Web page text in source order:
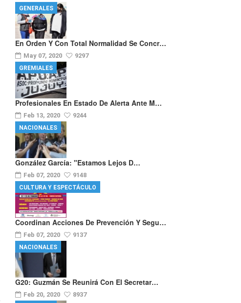
En Orden Y Con Total Normalidad Se Concr…
May 07, 2020 9297
GENERALES
Profesionales En Estado De Alerta Ante M…
Feb 13, 2020 9244
GREMIALES
González García: "Estamos Lejos D…
Feb 07, 2020 9148
NACIONALES
Coordinan Acciones De Prevención Y Segu…
Feb 07, 2020 9137
CULTURA Y ESPECTÁCULO
G20: Guzmán Se Reunirá Con El Secretar…
Feb 20, 2020 8937
NACIONALES